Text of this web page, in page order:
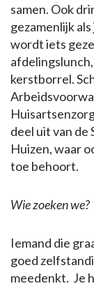
samen. Ook
gezamenlijk
wordt iets
kerstborrel.
deel uit van
Huizen, waar
toe behoort.
Wie zoeken we?
Iemand die
goed
meedenkt. Je